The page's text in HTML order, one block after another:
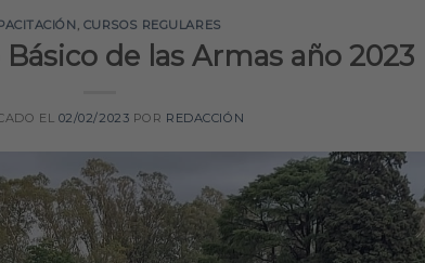
, CURSOS REGULARES
de las Armas año 2023
EL 02/02/2023 POR REDACCIÓN